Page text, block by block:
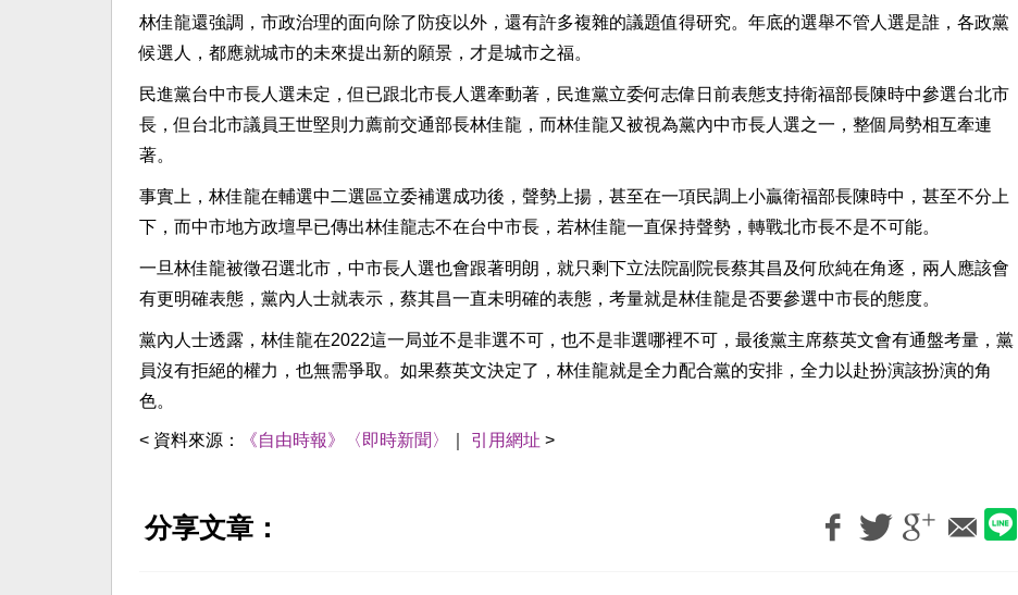
林佳龍還強調，市政治理的面向除了防疫以外，還有許多複雜的議題值得研究。年底的選舉不管人選是誰，各政黨
候選人，都應就城市的未來提出新的願景，才是城市之福。
民進黨台中市長人選未定，但已跟北市長人選牽動著，民進黨立委何志偉日前表態支持衛福部長陳時中參選台北市
長，但台北市議員王世堅則力薦前交通部長林佳龍，而林佳龍又被視為黨內中市長人選之一，整個局勢相互牽連
著。
事實上，林佳龍在輔選中二選區立委補選成功後，聲勢上揚，甚至在一項民調上小贏衛福部長陳時中，甚至不分上
下，而中市地方政壇早已傳出林佳龍志不在台中市長，若林佳龍一直保持聲勢，轉戰北市長不是不可能。
一旦林佳龍被徵召選北市，中市長人選也會跟著明朗，就只剩下立法院副院長蔡其昌及何欣純在角逐，兩人應該會
有更明確表態，黨內人士就表示，蔡其昌一直未明確的表態，考量就是林佳龍是否要參選中市長的態度。
黨內人士透露，林佳龍在2022這一局並不是非選不可，也不是非選哪裡不可，最後黨主席蔡英文會有通盤考量，黨
員沒有拒絕的權力，也無需爭取。如果蔡英文決定了，林佳龍就是全力配合黨的安排，全力以赴扮演該扮演的角
色。
< 資料來源： 《自由時報》〈即時新聞〉 引用網址 >
分享文章：